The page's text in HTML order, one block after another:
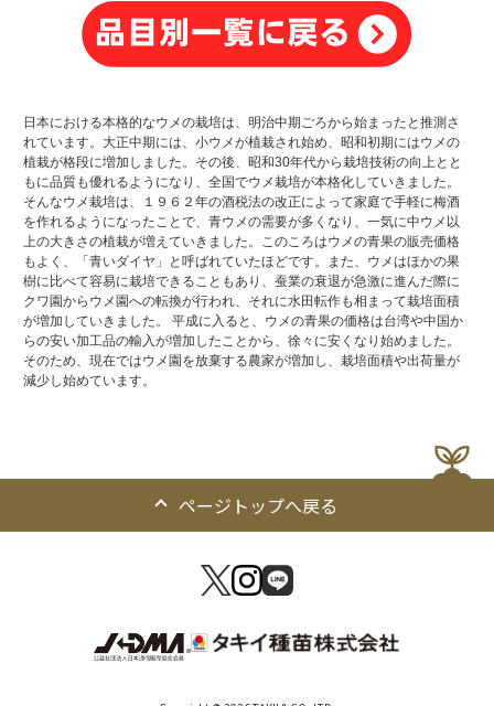
日本における本格的なウメの栽培は、明治中期ごろから始まったと推測さ
れています。大正中期には、小ウメが植栽され始め、昭和初期にはウメの
植栽が格段に増加しました。その後、昭和30年代から栽培技術の向上とと
もに品質も優れるようになり、全国でウメ栽培が本格化していきました。
そんなウメ栽培は、１９６２年の酒税法の改正によって家庭で手軽に梅酒
を作れるようになったことで、青ウメの需要が多くなり、一気に中ウメ以
上の大きさの植栽が増えていきました。このころはウメの青果の販売価格
もよく、「青いダイヤ」と呼ばれていたほどです。また、ウメはほかの果
樹に比べて容易に栽培できることもあり、蚕業の衰退が急激に進んだ際に
クワ園からウメ園への転換が行われ、それに水田転作も相まって栽培面積
が増加していきました。 平成に入ると、ウメの青果の価格は台湾や中国か
らの安い加工品の輸入が増加したことから、徐々に安くなり始めました。
そのため、現在ではウメ園を放棄する農家が増加し、栽培面積や出荷量が
減少し始めています。
ページトップへ戻る